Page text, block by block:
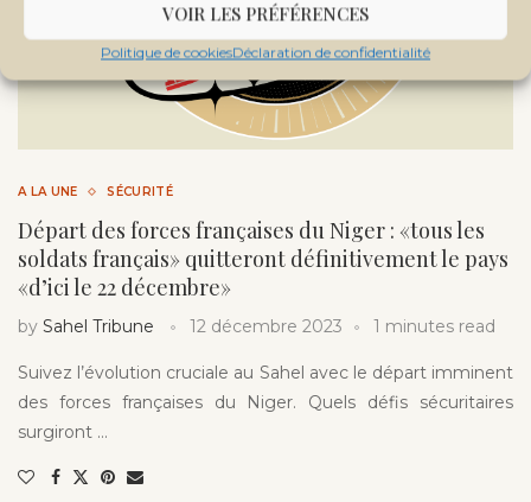
VOIR LES PRÉFÉRENCES
Politique de cookiesDéclaration de confidentialité
A LA UNE SÉCURITÉ
Départ des forces françaises du Niger : «tous les
soldats français» quitteront définitivement le pays
«d’ici le 22 décembre»
by Sahel Tribune 12 décembre 2023 1 minutes read
Suivez l’évolution cruciale au Sahel avec le départ imminent
des forces françaises du Niger. Quels défis sécuritaires
surgiront …